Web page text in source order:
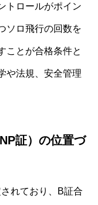
トロールがポイン
ソロ飛行の回数を
ことが合格条件と
や法規、安全管理
証）の位置づ
れており、B証合